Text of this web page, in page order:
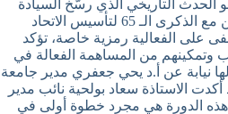
الحدث التاريخي الذي رسّخ السيادة
الاقتصادية للبلاد. كما أنها تتزامن مع الذكرى الـ 65 لتأسيس الاتحاد
على الفعالية رمزية خاصة، تؤكد
وتمكينهم من المساهمة الفعالة في
نيابة عن أ.د يحي جعفري مدير جامعة
الاستاذة سعاد بولحية نائب مدير
هذه الدورة هي مجرد خطوة أولى في